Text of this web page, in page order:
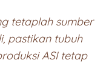
tetaplah sumber
pastikan tubuh
ASI tetap